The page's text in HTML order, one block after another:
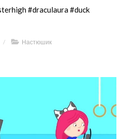
#draculaura #duck
/ Настюшик